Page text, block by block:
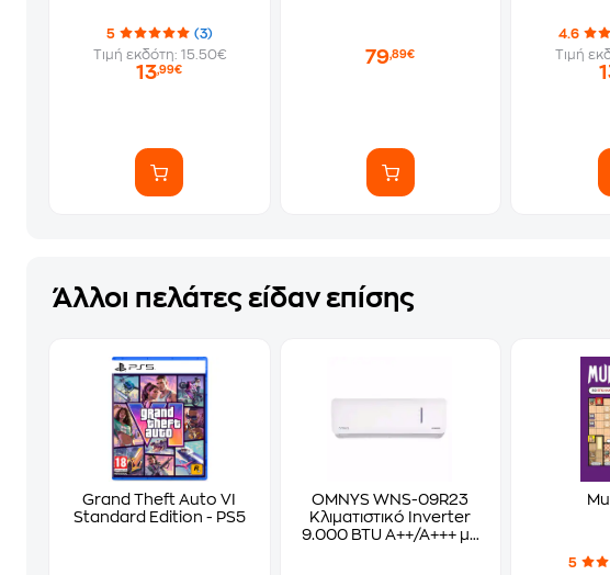
5
(3)
Τιμή εκδότη: 15.50€
13,99€
79,89€
4.6
Τιμή
Άλλοι πελάτες είδαν επίσης
Grand Theft Auto VI
Standard Edition - PS5
OMNYS WNS-09R23
Κλιματιστικό Inverter
9.000 BTU A++/A+++ με
5